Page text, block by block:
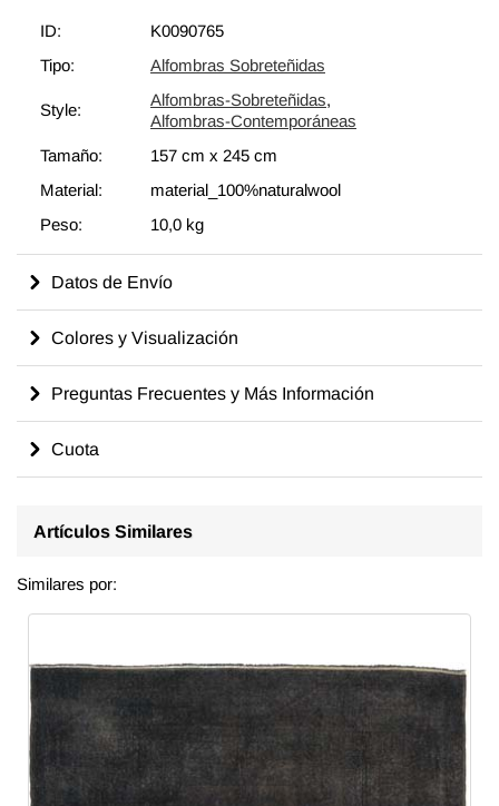
ID:
K0090765
Tipo:
Alfombras Sobreteñidas
Style:
Alfombras-Sobreteñidas,
Alfombras-Contemporáneas
Tamaño:
157 cm x 245 cm
Material:
material_100%naturalwool
Peso:
10,0 kg
Datos de Envío
Colores y Visualización
Preguntas Frecuentes y Más Información
Cuota
Artículos Similares
Similares por: